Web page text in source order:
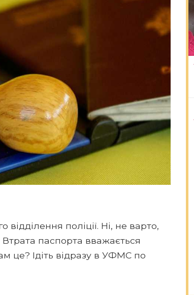
поліції. Ні, не варто,
паспорта вважається
це? Ідіть відразу в УФМС по